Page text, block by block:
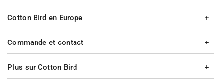
Commande et contact
Plus sur Cotton Bird
Cotton Bird en Europe